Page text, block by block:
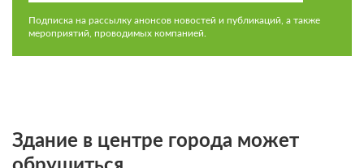
Подписка на рассылку анонсов новостей и публикаций, а также
мероприятий, проводимых компанией.
Здание в центре города может